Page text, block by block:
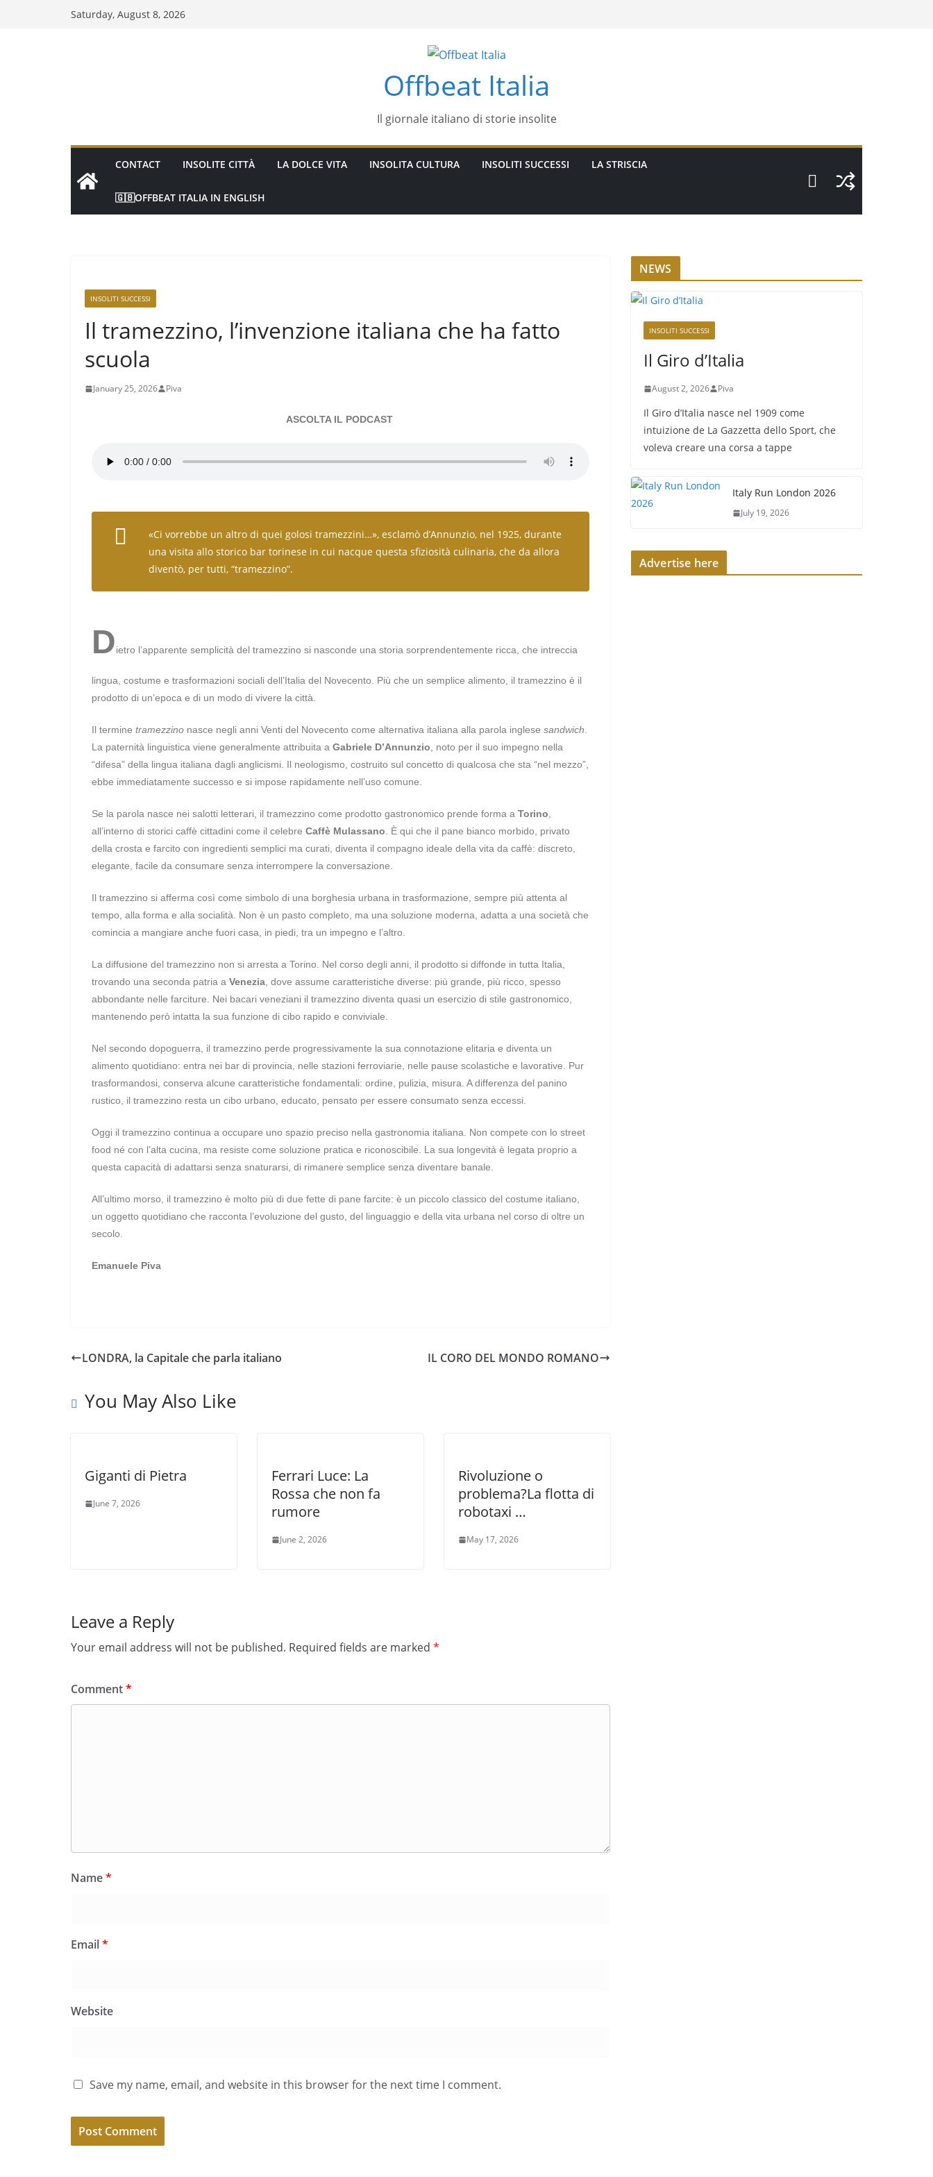
Saturday, August 8, 2026
Offbeat Italia
Il giornale italiano di storie insolite
CONTACT INSOLITE CITTÀ LA DOLCE VITA INSOLITA CULTURA INSOLITI SUCCESSI LA STRISCIA
🇬🇧OFFBEAT ITALIA IN ENGLISH
INSOLITI SUCCESSI
Il tramezzino, l’invenzione italiana che ha fatto
scuola
January 25, 2026 Piva
ASCOLTA IL PODCAST
«Ci vorrebbe un altro di quei golosi tramezzini…», esclamò d’Annunzio, nel 1925, durante
una visita allo storico bar torinese in cui nacque questa sfiziosità culinaria, che da allora
diventò, per tutti, “tramezzino”.
Dietro l’apparente semplicità del tramezzino si nasconde una storia sorprendentemente ricca, che intreccia
lingua, costume e trasformazioni sociali dell’Italia del Novecento. Più che un semplice alimento, il tramezzino è il
prodotto di un’epoca e di un modo di vivere la città.
Il termine tramezzino nasce negli anni Venti del Novecento come alternativa italiana alla parola inglese sandwich
La paternità linguistica viene generalmente attribuita a Gabriele D’Annunzio , noto per il suo impegno nella
“difesa” della lingua italiana dagli anglicismi. Il neologismo, costruito sul concetto di qualcosa che sta “nel mezzo”,
ebbe immediatamente successo e si impose rapidamente nell’uso comune.
Se la parola nasce nei salotti letterari, il tramezzino come prodotto gastronomico prende forma a Torino
all’interno di storici caffè cittadini come il celebre Caffè Mulassano . È qui che il pane bianco morbido, privato
della crosta e farcito con ingredienti semplici ma curati, diventa il compagno ideale della vita da caffè: discreto,
elegante, facile da consumare senza interrompere la conversazione.
Il tramezzino si afferma così come simbolo di una borghesia urbana in trasformazione, sempre più attenta al
tempo, alla forma e alla socialità. Non è un pasto completo, ma una soluzione moderna, adatta a una società che
comincia a mangiare anche fuori casa, in piedi, tra un impegno e l’altro.
La diffusione del tramezzino non si arresta a Torino. Nel corso degli anni, il prodotto si diffonde in tutta Italia,
trovando una seconda patria a Venezia , dove assume caratteristiche diverse: più grande, più ricco, spesso
abbondante nelle farciture. Nei bacari veneziani il tramezzino diventa quasi un esercizio di stile gastronomico,
mantenendo però intatta la sua funzione di cibo rapido e conviviale.
Nel secondo dopoguerra, il tramezzino perde progressivamente la sua connotazione elitaria e diventa un
alimento quotidiano: entra nei bar di provincia, nelle stazioni ferroviarie, nelle pause scolastiche e lavorative. Pur
trasformandosi, conserva alcune caratteristiche fondamentali: ordine, pulizia, misura. A differenza del panino
rustico, il tramezzino resta un cibo urbano, educato, pensato per essere consumato senza eccessi.
Oggi il tramezzino continua a occupare uno spazio preciso nella gastronomia italiana. Non compete con lo street
food né con l’alta cucina, ma resiste come soluzione pratica e riconoscibile. La sua longevità è legata proprio a
questa capacità di adattarsi senza snaturarsi, di rimanere semplice senza diventare banale.
All’ultimo morso, il tramezzino è molto più di due fette di pane farcite: è un piccolo classico del costume italiano,
un oggetto quotidiano che racconta l’evoluzione del gusto, del linguaggio e della vita urbana nel corso di oltre un
secolo.
Emanuele Piva
LONDRA, la Capitale che parla italiano IL CORO DEL MONDO ROMANO
You May Also Like
Giganti di Pietra
June 7, 2026
Ferrari Luce: La
Rossa che non fa
rumore
June 2, 2026
Rivoluzione o
problema?La flotta di
robotaxi …
May 17, 2026
Leave a Reply
Your email address will not be published. Required fields are marked *
Comment*
Name*
Email*
Website
Save my name, email, and website in this browser for the next time I comment.
NEWS
INSOLITI SUCCESSI
Il Giro d’Italia
August 2, 2026 Piva
Il Giro d’Italia nasce nel 1909 come
intuizione de La Gazzetta dello Sport, che
voleva creare una corsa a tappe
Italy Run London 2026
July 19, 2026
Advertise here